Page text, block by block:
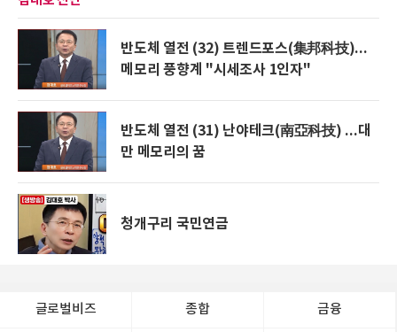
반도체 열전 (32) 트렌드포스(集邦科技)...
메모리 풍향계 "시세조사 1인자"
반도체 열전 (31) 난야테크(南亞科技) ...대
만 메모리의 꿈
청개구리 국민연금
글로벌비즈 종합 금융